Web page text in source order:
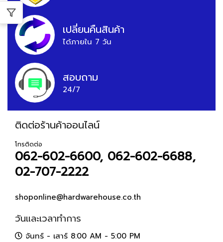
เปลี่ยนคืนสินค้า
ได้ภายใน 7 วัน
สอบถาม
24/7
ติดต่อร้านค้าออนไลน์
โทรติดต่อ
062-602-6600, 062-602-6688,
02-707-2222
shoponline@hardwarehouse.co.th
วันและเวลาทำการ
จันทร์ - เสาร์ 8:00 AM - 5:00 PM